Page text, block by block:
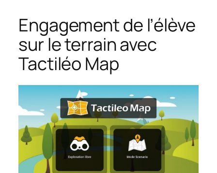
Engagement de l’élève
sur le terrain avec
Tactiléo Map